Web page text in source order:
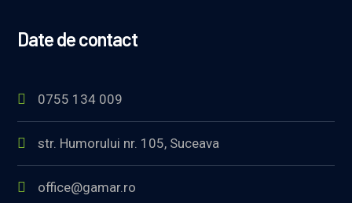
Date de contact
0755 134 009
str. Humorului nr. 105, Suceava
office@gamar.ro